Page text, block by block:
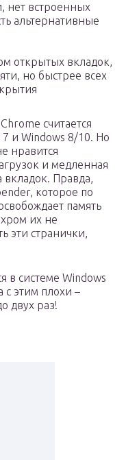
нет встроенных
альтернативные
открытых вкладок,
но быстрее всех
считается
и Windows 8/10. Но
нравится
и медленная
вкладок. Правда,
которое по
память
их не
эти странички,
в системе Windows
с этим плохи –
двух раз!